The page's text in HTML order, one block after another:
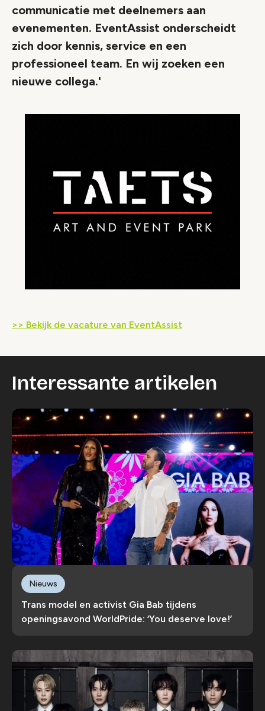
communicatie met deelnemers aan
evenementen. EventAssist onderscheidt
zich door kennis, service en een
professioneel team. En wij zoeken een
nieuwe collega.'
>> Bekijk de vacature van EventAssist
Interessante artikelen
Trans model en activist Gia Bab tijdens
openingsavond WorldPride: ‘You deserve love!’
Nieuws